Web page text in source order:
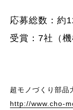
応募総数：約
受賞：7社（
超モノづくり部品
http://www.cho-